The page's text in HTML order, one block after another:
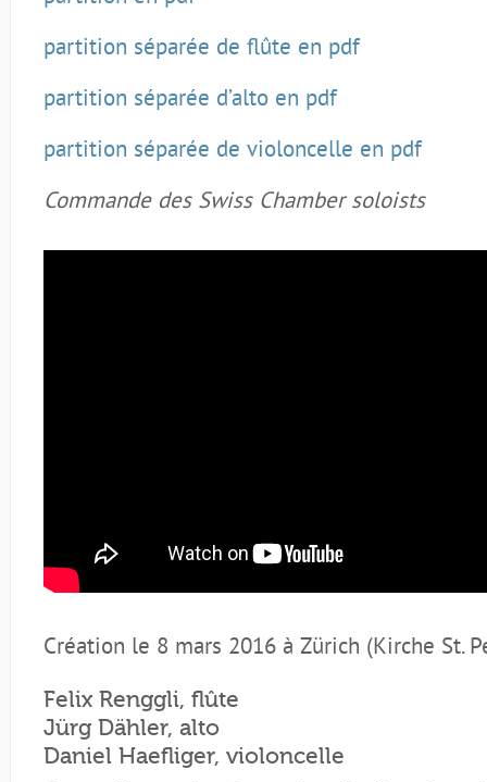
partition séparée de flûte en pdf
partition séparée d’alto en pdf
partition séparée de violoncelle en pdf
Commande des Swiss Chamber soloists
Création le 8 mars 2016 à Zürich (Kirche St.
Felix Renggli, flûte
Jürg Dähler, alto
Daniel Haefliger, violoncelle